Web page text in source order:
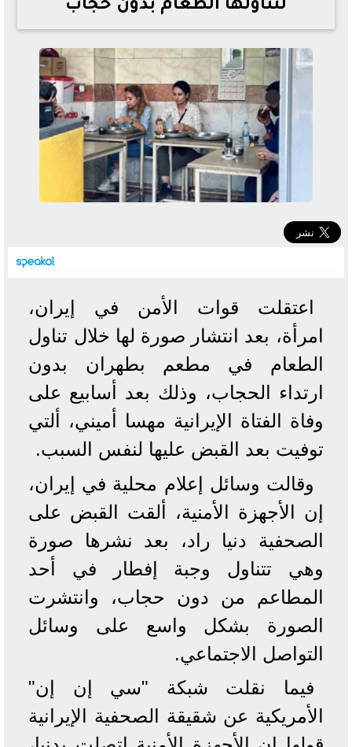
تصرف مثير من ميسي ونجوم الأرجنتين قبل مواجهة مصر
تحسن حالة فضل شاكر الصحية وخروجه من المستشفى |
أسعار الحديد والأسمنت اليوم الإثنين 6 - 7 - 2026
لتناولها الطعام بدون حجاب
اعتقلت قوات الأمن في إيران،
امرأة، بعد انتشار صورة لها خلال تناول
الطعام في مطعم بطهران بدون
ارتداء الحجاب، وذلك بعد أسابيع على
وفاة الفتاة الإيرانية مهسا أميني، ألتي
توفيت بعد القبض عليها لنفس السبب.
وقالت وسائل إعلام محلية في إيران،
إن الأجهزة الأمنية، ألقت القبض على
الصحفية دنيا راد، بعد نشرها صورة
وهي تتناول وجبة إفطار في أحد
المطاعم من دون حجاب، وانتشرت
الصورة بشكل واسع على وسائل
التواصل الاجتماعي.
فيما نقلت شبكة "سي إن إن"
الأمريكية عن شقيقة الصحفية الإيرانية